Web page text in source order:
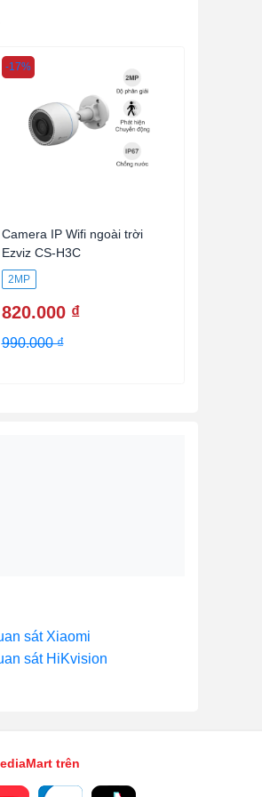
Camera IP Wifi ngoài trời
Ezviz CS-H3C
2MP
820.000 ₫
990.000 ₫
-17%
sát Xiaomi
sát HiKvision
trên